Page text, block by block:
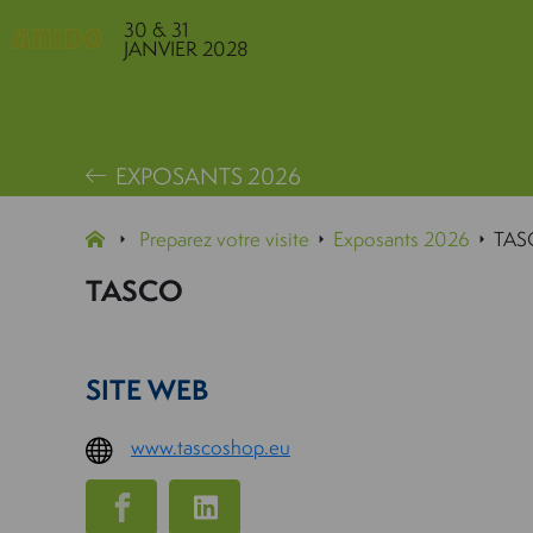
30 & 31
JANVIER 2028
EXPOSANTS 2026
Preparez votre visite Exposants 2026
TASCO
SITE WEB
www.tascoshop.eu